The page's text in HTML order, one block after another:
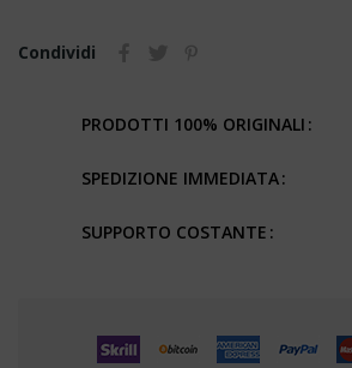
Condividi
PRODOTTI 100% ORIGINALI
SPEDIZIONE IMMEDIATA
SUPPORTO COSTANTE